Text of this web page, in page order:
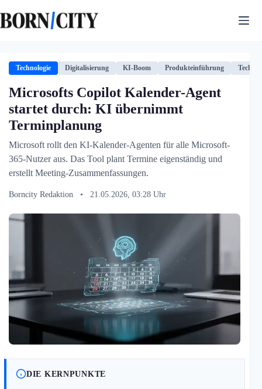
Inhalt
springen
Technologie Digitalisierung KI-Boom Produkteinführung
Microsofts Copilot Kalender-Agent
startet durch: KI übernimmt
Terminplanung
Microsoft rollt den KI-Kalender-Agenten für alle Microsoft-
365-Nutzer aus. Das Tool plant Termine eigenständig und
erstellt Meeting-Zusammenfassungen.
Borncity Redaktion • 21.05.2026, 03:28 Uhr
DIE KERNPUNKTE